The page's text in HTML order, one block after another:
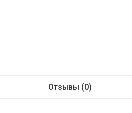
Китай
Отзывы (0)